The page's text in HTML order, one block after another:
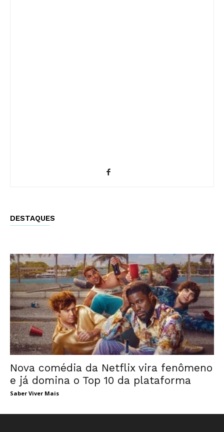
DESTAQUES
Nova comédia da Netflix vira fenômeno
e já domina o Top 10 da plataforma
Saber Viver Mais